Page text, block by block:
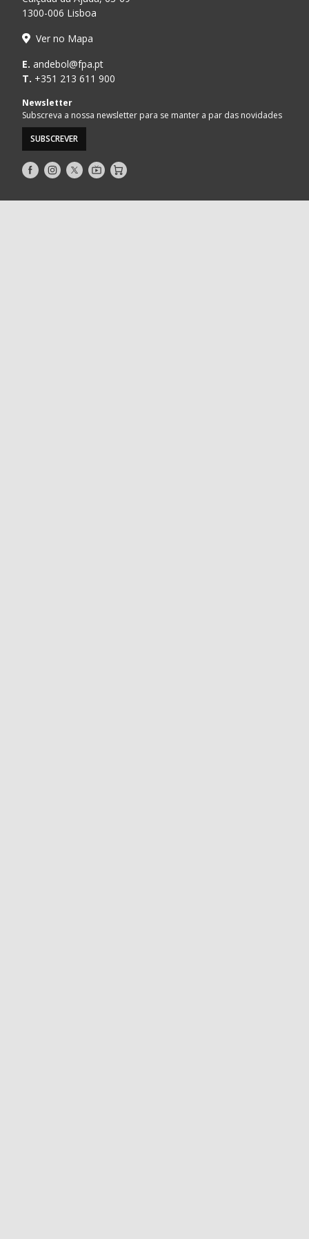
1300-006 Lisboa
Ver no Mapa
E. andebol@fpa.pt
T. +351 213 611 900
Newsletter
Subscreva a nossa newsletter para se manter a par das novidades
SUBSCREVER
Siga-
nos
no
Siga-
nos
no
Siga-
nos
no
AndebolTV
Loja